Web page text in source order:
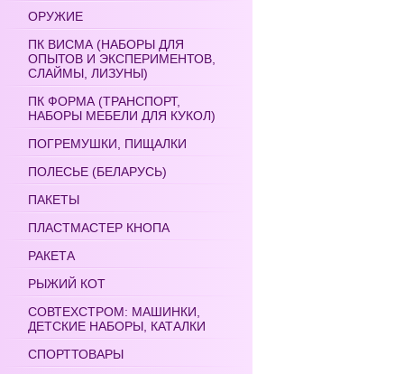
ОРУЖИЕ
ПК ВИСМА (НАБОРЫ ДЛЯ
ОПЫТОВ И ЭКСПЕРИМЕНТОВ,
СЛАЙМЫ, ЛИЗУНЫ)
ПК ФОРМА (ТРАНСПОРТ,
НАБОРЫ МЕБЕЛИ ДЛЯ КУКОЛ)
ПОГРЕМУШКИ, ПИЩАЛКИ
ПОЛЕСЬЕ (БЕЛАРУСЬ)
ПАКЕТЫ
ПЛАСТМАСТЕР КНОПА
РАКЕТА
РЫЖИЙ КОТ
СОВТЕХСТРОМ: МАШИНКИ,
ДЕТСКИЕ НАБОРЫ, КАТАЛКИ
СПОРТТОВАРЫ